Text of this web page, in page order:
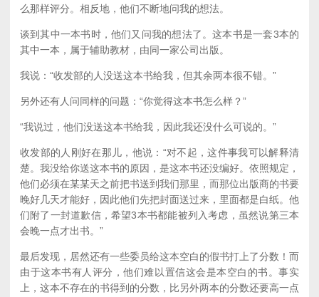
么那样评分。相反地，他们不断地问我的想法。
谈到其中一本书时，他们又问我的想法了。这本书是一套3本的
其中一本，属于辅助教材，由同一家公司出版。
我说：“收发部的人没送这本书给我，但其余两本很不错。”
另外还有人问同样的问题：“你觉得这本书怎么样？”
“我说过，他们没送这本书给我，因此我还没什么可说的。”
收发部的人刚好在那儿，他说：“对不起，这件事我可以解释清
楚。我没给你送这本书的原因，是这本书还没编好。依照规定，
他们必须在某某天之前把书送到我们那里，而那位出版商的书要
晚好几天才能好，因此他们先把封面送过来，里面都是白纸。他
们附了一封道歉信，希望3本书都能被列入考虑，虽然说第三本
会晚一点才出书。”
最后发现，居然还有一些委员给这本空白的假书打上了分数！而
由于这本书有人评分，他们难以置信这会是本空白的书。事实
上，这本不存在的书得到的分数，比另外两本的分数还要高一点